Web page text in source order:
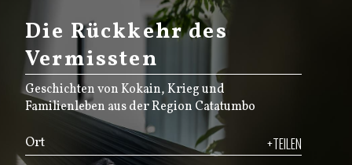
Die Rückkehr des
Vermissten
Geschichten von Kokain, Krieg und
Familienleben aus der Region Catatumbo
Ort +TEILEN